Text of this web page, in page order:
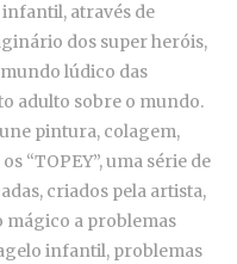
através de
dos super heróis,
lúdico das
adulto sobre o mundo.
pintura, colagem,
“TOPEY”, uma série de
criados pela artista,
mágico a problemas
infantil, problemas